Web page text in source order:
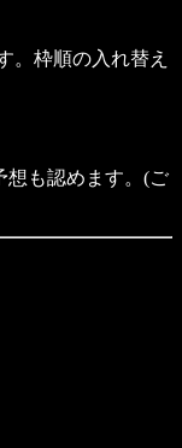
。枠順の入れ替え
想も認めます。(ご